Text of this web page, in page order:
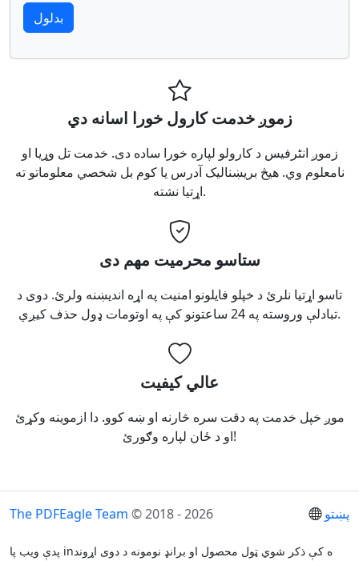
زموږ خدمت کارول خورا اسانه دي
زموږ انٹرفیس د کارولو لپاره خورا ساده دی. خدمت تل وړیا او
نامعلوم وي. هیڅ بریښنالیک آدرس یا کوم بل شخصي معلوماتو ته
اړتیا نشته.
ستاسو محرمیت مهم دی
تاسو اړتیا نلرئ د خپلو فایلونو امنیت په اړه اندیښنه ولرئ. دوی د
تبادلې وروسته په 24 ساعتونو کې په اوتومات ډول حذف کیږي.
عالي کیفیت
موږ خپل خدمت په دقت سره څارنه او ښه کوو. دا ازموینه وکړئ
او د ځان لپاره وګورئ!
The PDFEagle Team © 2018 - 2026 پښتو
پدې ویب پا inه کې ذکر شوي ټول محصول او برانډ نومونه د دوی اړوند